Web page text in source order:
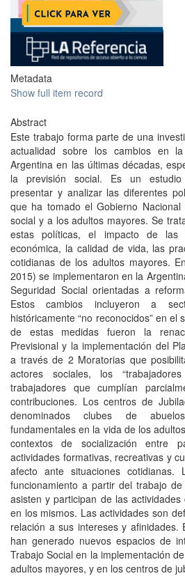
Metadata
Show full item record
Abstract
Este trabajo forma parte de una
actualidad sobre los cambios en
Argentina en las últimas décadas,
la previsión social. Es un
presentar y analizar las diferentes
que ha tomado el Gobierno
social y a los adultos mayores. Se
estas políticas, el impacto de las
económica, la calidad de vida, las
cotidianas de los adultos mayores.
2015) se implementaron en la
Seguridad Social orientadas a
Estos cambios incluyeron a
históricamente “no reconocidos” en el
de estas medidas fueron la
Previsional y la implementación del
a través de 2 Moratorias que
actores sociales, los
trabajadores que cumplían
contribuciones. Los centros de
denominados clubes de
fundamentales en la vida de los
contextos de socialización entre
actividades formativas, recreativas y
afecto ante situaciones cotidianas.
funcionamiento a partir del trabajo
asisten y participan de las
en los mismos. Las actividades son
relación a sus intereses y afinidades.
han generado nuevos espacios de
Trabajo Social en la implementación
adultos mayores, y en los centros de